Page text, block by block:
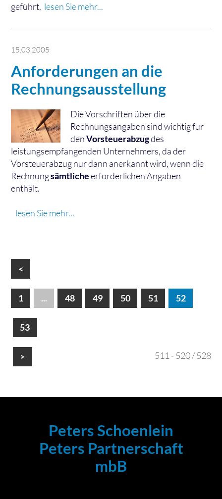
geführt, lesen Sie mehr...
15.03.2005
Anforderungen an die
Rechnungsausstellung
Die Vorschriften über die
Rechnungsangaben sind wichtig für
denVorsteuerabzugdes
leistungsempfangenden Unternehmers, da der
Vorsteuerabzug nur dann anerkannt wird, wenn die
Rechnungsämtlicheerforderlichen Angaben
enthält.
lesen Sie mehr...
<
1 ... 48 49 50 51 52
53
> 511 - 520 / 528
Peters Schoenlein
Peters Partnerschaft
mbB